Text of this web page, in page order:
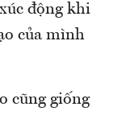
động khi
của mình
cũng giống